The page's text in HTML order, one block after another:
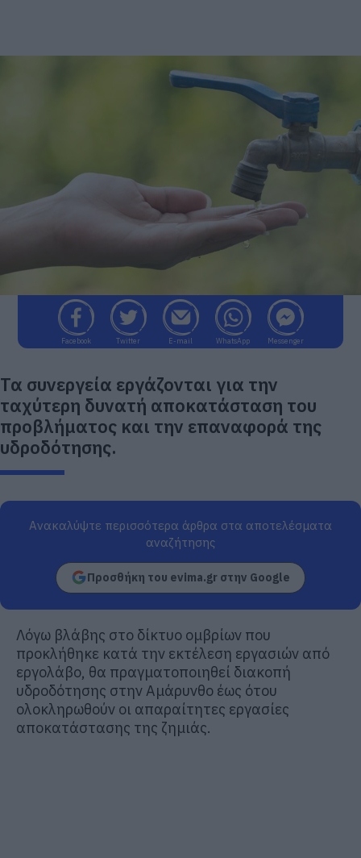
Facebook Twitter E-mail WhatsApp Messenger
Τα συνεργεία εργάζονται για την
ταχύτερη δυνατή αποκατάσταση του
προβλήματος και την επαναφορά της
υδροδότησης.
Ανακαλύψτε περισσότερα άρθρα στα αποτελέσματα
αναζήτησης
Προσθήκη του evima.gr στην Google
Λόγω βλάβης στο δίκτυο ομβρίων που
προκλήθηκε κατά την εκτέλεση εργασιών από
εργολάβο, θα πραγματοποιηθεί διακοπή
υδροδότησης στην Αμάρυνθο έως ότου
ολοκληρωθούν οι απαραίτητες εργασίες
αποκατάστασης της ζημιάς.